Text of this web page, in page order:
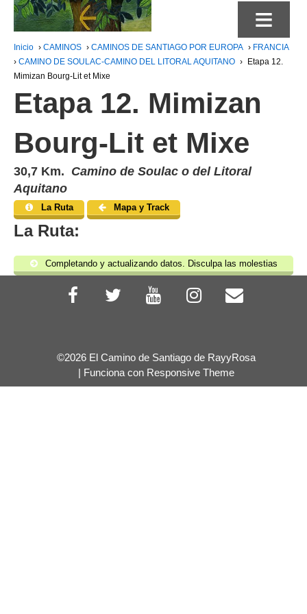
≡
Inicio › CAMINOS › CAMINOS DE SANTIAGO POR EUROPA › FRANCIA
› CAMINO DE SOULAC-CAMINO DEL LITORAL AQUITANO ›
Etapa 12.
Mimizan Bourg-Lit et Mixe
Etapa 12. Mimizan
Bourg-Lit et Mixe
30,7 Km. Camino de Soulac o del Litoral
Aquitano
La Ruta Mapa y Track
La Ruta:
Completando y actualizando datos. Disculpa las molestias
©2026 El Camino de Santiago de RayyRosa
| Funciona con Responsive Theme